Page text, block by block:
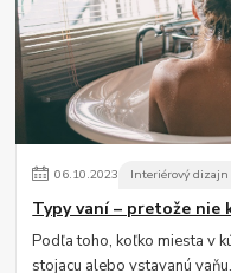
06.10.2023 Interiérový
Typy vaní – pretože nie
Podľa toho, koľko miesta v
stojacu alebo vstavanú